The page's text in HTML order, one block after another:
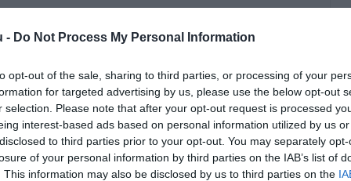
- Do Not Process My Personal Information
opt-out of the sale, sharing to third parties, or processing of your
for targeted advertising by us, please use the below opt-out
selection. Please note that after your opt-out request is processed
interest-based ads based on personal information utilized by us
to third parties prior to your opt-out. You may separately
of your personal information by third parties on the IAB’s list of
This information may also be disclosed by us to third parties on the
kivárása, sokkal inkább az, hogy
egy új matematikai modell, amely
jobban járunk, ha nem a
hajszoljuk.